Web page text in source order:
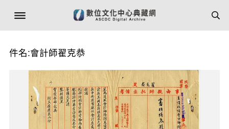
件名:會計師翟克恭